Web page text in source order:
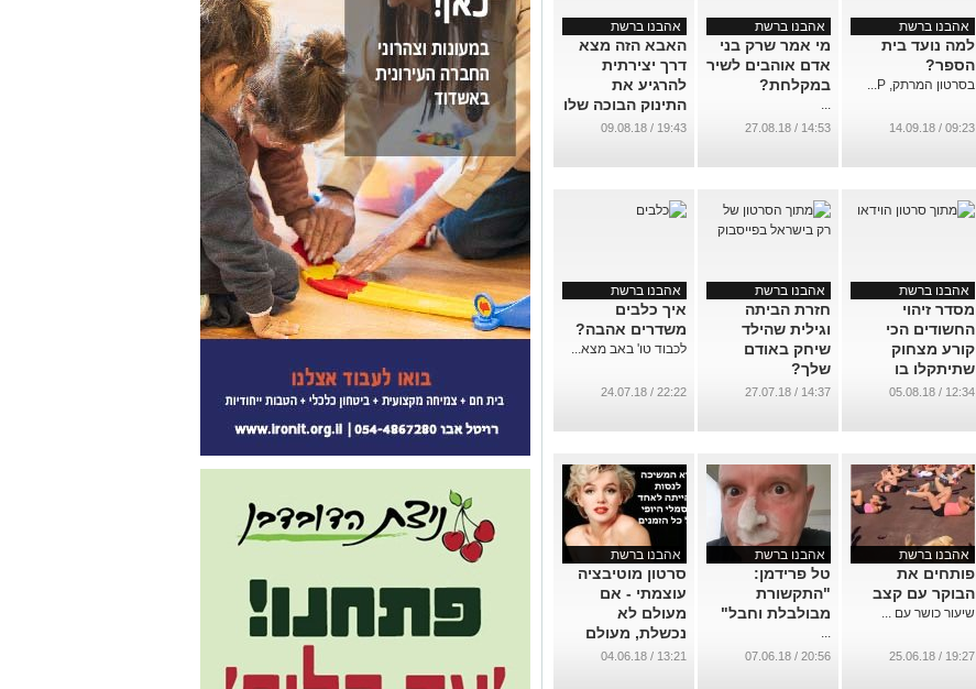
אהבנו ברשת
למה נועד בית
הספר?
בסרטון המרתק, P...
09:23 / 14.09.18
אהבנו ברשת
מי אמר שרק בני
אדם אוהבים לשיר
במקלחת?
...
14:53 / 27.08.18
אהבנו ברשת
האבא הזה מצא
דרך יצירתית
להרגיע את
התינוק הבוכה שלו
...
19:43 / 09.08.18
אהבנו ברשת
מסדר זיהוי
החשודים הכי
קורע מצחוק
שתיתקלו בו
...
12:34 / 05.08.18
אהבנו ברשת
חזרת הביתה
וגילית שהילד
שיחק באודם
שלך?
...
14:37 / 27.07.18
אהבנו ברשת
איך כלבים
משדרים אהבה?
לכבוד טו' באב מצא...
22:22 / 24.07.18
אהבנו ברשת
פותחים את
הבוקר עם קצב
שיעור כושר עם ...
19:27 / 25.06.18
אהבנו ברשת
טל פרידמן:
"התקשורת
מבולבלת וחבל"
...
20:56 / 07.06.18
אהבנו ברשת
סרטון מוטיבציה
עוצמתי - אם
מעולם לא
נכשלת, מעולם
לא חיית
13:21 / 04.06.18